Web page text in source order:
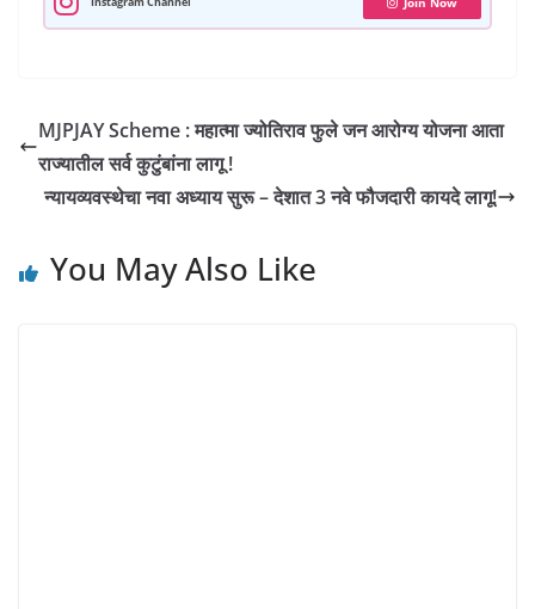
t
MJPJAY Scheme : महात्मा ज्योतिराव फुले जन आरोग्य योजना आता
राज्यातील सर्व कुटुंबांना लागू !
न्यायव्यवस्थेचा नवा अध्याय सुरू – देशात 3 नवे फौजदारी कायदे लागू!
You May Also Like